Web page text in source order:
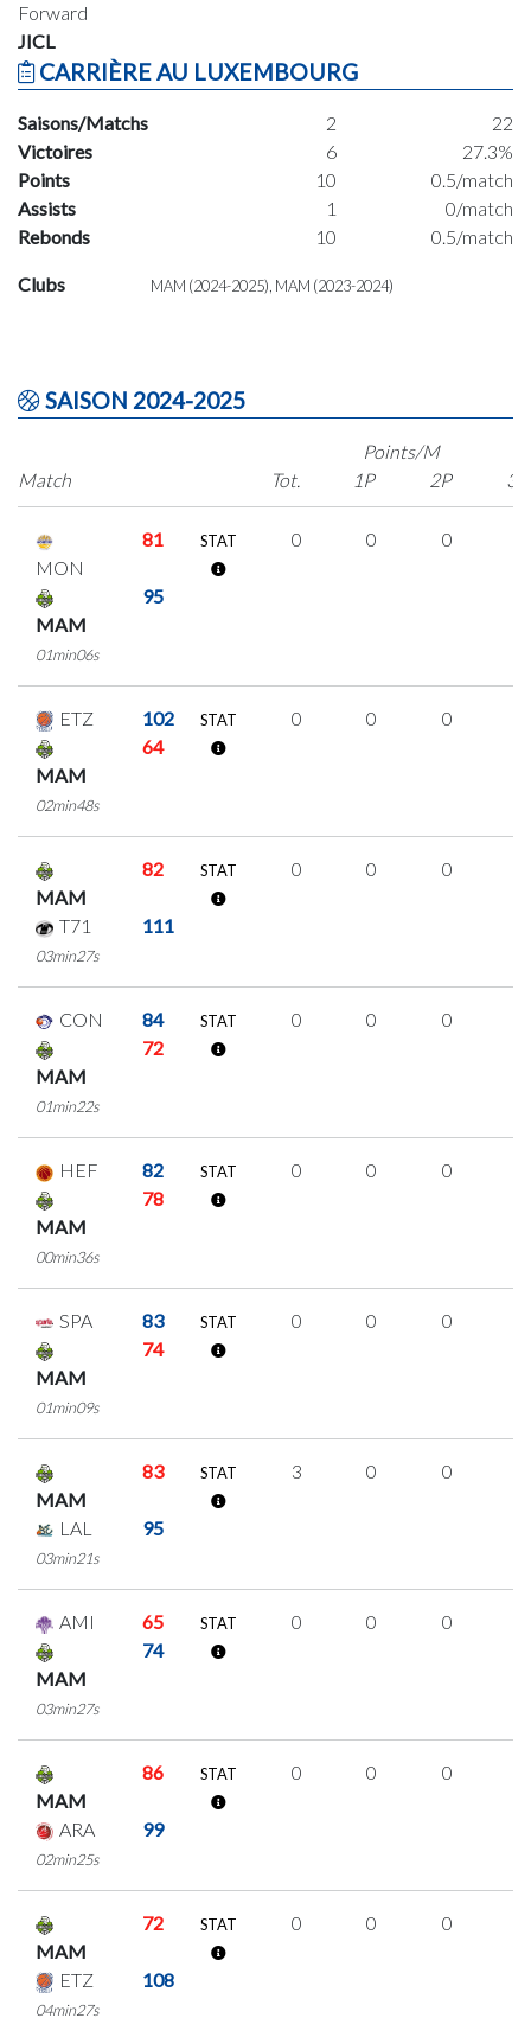
Forward
JICL
CARRIÈRE AU LUXEMBOURG
Saisons/Matchs 2
22
Victoires
6
27.3%
Points
10
0.5/match
Assists
1
0/match
Rebonds
10 0.5/match
Clubs MAM (2024-2025), MAM (2023-2024)
SAISON 2024-2025
Match
Points/M
Tot.
1P 2P 3P
MON
81
MAM
95
01min06s
STAT 0 0 0
ETZ 102
MAM
64
02min48s
STAT 0 0 0
MAM
82
T71 111
03min27s
STAT 0 0 0
CON 84
MAM
72
01min22s
STAT 0 0 0
HEF 82
MAM
78
00min36s
STAT 0 0 0
SPA 83
MAM
74
01min09s
STAT 0 0 0
MAM
83
LAL 95
03min21s
STAT 3 0 0
AMI 65
MAM
74
03min27s
STAT 0 0 0
MAM
86
ARA 99
02min25s
STAT 0 0 0
MAM
72
ETZ 108
04min27s
STAT 0 0 0